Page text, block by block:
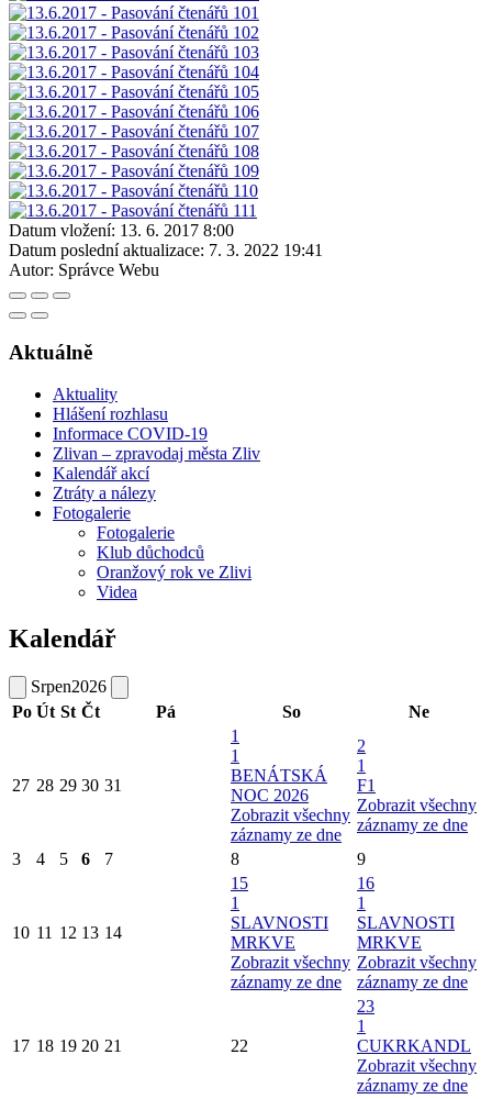
Datum vložení: 13. 6. 2017 8:00
Datum poslední aktualizace: 7. 3. 2022 19:41
Autor: Správce Webu
Aktuálně
Aktuality
Hlášení rozhlasu
Informace COVID-19
Zlivan – zpravodaj města Zliv
Kalendář akcí
Ztráty a nálezy
Fotogalerie
Fotogalerie
Klub důchodců
Oranžový rok ve Zlivi
Videa
Kalendář
Srpen2026
Po Út St Čt Pá So Ne
27 28 29 30 31
1
1
BENÁTSKÁ
NOC 2026
Zobrazit všechny
záznamy ze dne
2
1
F1
Zobrazit všechny
záznamy ze dne
3
4 5 6 7 8 9
10 11 12 13 14
15
1
SLAVNOSTI
MRKVE
Zobrazit všechny
záznamy ze dne
16
1
SLAVNOSTI
MRKVE
Zobrazit všechny
záznamy ze dne
17 18 19 20 21 22
23
1
CUKRKANDL
Zobrazit všechny
záznamy ze dne